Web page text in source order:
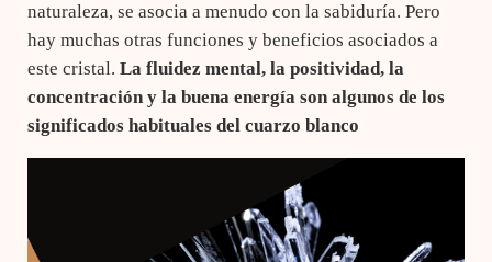
naturaleza, se asocia a menudo con la sabiduría. Pero
hay muchas otras funciones y beneficios asociados a
este cristal. La fluidez mental, la positividad, la
concentración y la buena energía son algunos de los
significados habituales del cuarzo blanco